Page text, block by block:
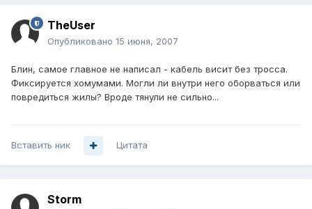
TheUser
Опубликовано 15 июня, 2007
Блин, самое главное не написал - кабель висит без тросса.
Фиксируется хомумами. Могли ли внутри него оборваться или
повредиться жилы? Вроде тянули не сильно...
Вставить ник Цитата
Storm